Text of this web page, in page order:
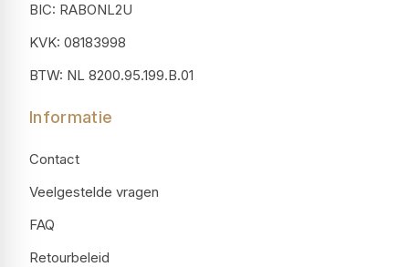
BIC: RABONL2U
KVK: 08183998
BTW: NL 8200.95.199.B.01
Informatie
Contact
Veelgestelde vragen
FAQ
Retourbeleid